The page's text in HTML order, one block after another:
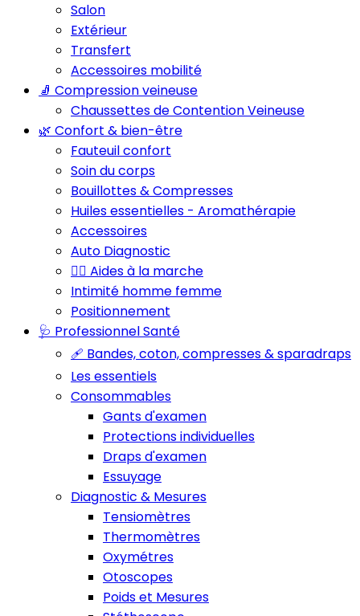
Salon
Extérieur
Transfert
Accessoires mobilité
🧦 Compression veineuse
Chaussettes de Contention Veineuse
🌿 Confort & bien-être
Fauteuil confort
Soin du corps
Bouillottes & Compresses
Huiles essentielles - Aromathérapie
Accessoires
Auto Diagnostic
🚶‍♂️ Aides à la marche
Intimité homme femme
Positionnement
🩺 Professionnel Santé
🩹 Bandes, coton, compresses & sparadraps
Les essentiels
Consommables
Gants d'examen
Protections individuelles
Draps d'examen
Essuyage
Diagnostic & Mesures
Tensiomètres
Thermomètres
Oxymétres
Otoscopes
Poids et Mesures